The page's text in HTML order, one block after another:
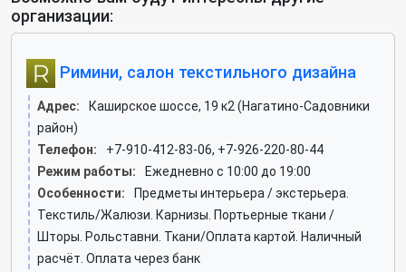
организации:
Римини, салон текстильного дизайна
Адрес:
Каширское шоссе, 19 к2 (Нагатино-Садовники
район)
Телефон:
+7-910-412-83-06, +7-926-220-80-44
Режим работы:
Ежедневно с 10:00 до 19:00
Особенности:
Предметы интерьера / экстерьера.
Текстиль/Жалюзи. Карнизы. Портьерные ткани /
Шторы. Рольставни. Ткани/Оплата картой. Наличный
расчёт. Оплата через банк